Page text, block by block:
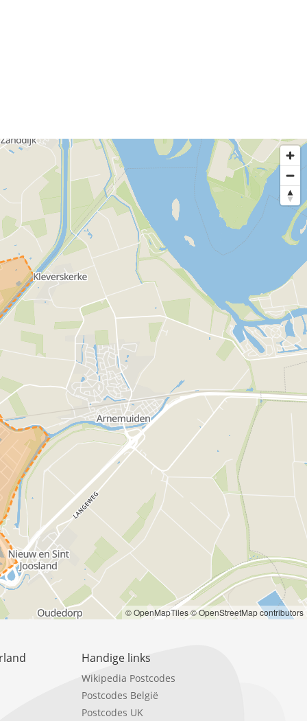
© OpenMapTiles© OpenStreetMap contributors
Handige links
Wikipedia Postcodes
Postcodes België
Postcodes UK